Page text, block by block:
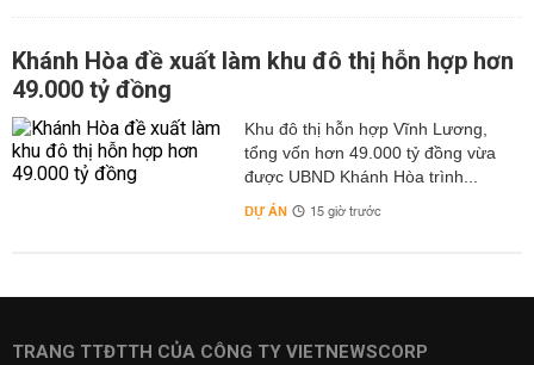
Khánh Hòa đề xuất làm khu đô thị hỗn hợp hơn
49.000 tỷ đồng
Khu đô thị hỗn hợp Vĩnh Lương,
tổng vốn hơn 49.000 tỷ đồng vừa
được UBND Khánh Hòa trình...
DỰ ÁN 15 giờ trước
TRANG TTĐTTH CỦA CÔNG TY VIETNEWSCORP